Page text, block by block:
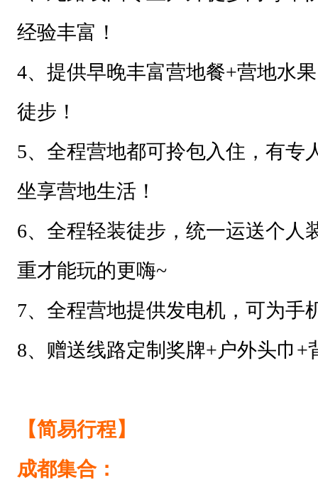
经验丰富！
4、 提供早晚丰富营地餐+营地水
徒步！
5、 全程营地都可拎包入住，有专
坐享营地生活！
6、全程轻装徒步， 统一运送个人
重才能玩的更嗨~
7、全程营地提供发电机，可为手
8、赠送线路定制奖牌+户外头巾+
【简易行程】
成都集合：